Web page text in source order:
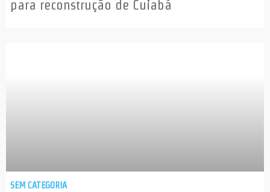
para reconstrução de Cuiabá
SEM CATEGORIA